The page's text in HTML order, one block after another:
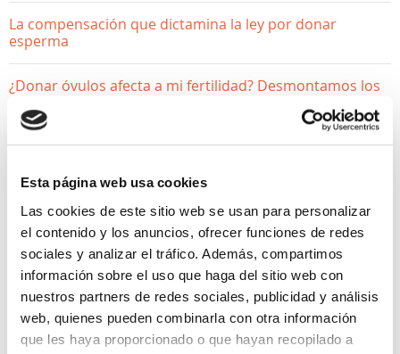
Esta página web usa cookies
Las cookies de este sitio web se usan para personalizar
el contenido y los anuncios, ofrecer funciones de redes
sociales y analizar el tráfico. Además, compartimos
información sobre el uso que haga del sitio web con
nuestros partners de redes sociales, publicidad y análisis
web, quienes pueden combinarla con otra información
que les haya proporcionado o que hayan recopilado a
La compensación que dictamina la ley por donar
esperma
¿Donar óvulos afecta a mi fertilidad? Desmontamos los